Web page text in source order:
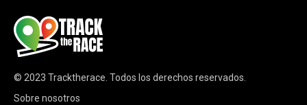
© 2023 Tracktherace. Todos los derechos reservados.
Sobre nosotros